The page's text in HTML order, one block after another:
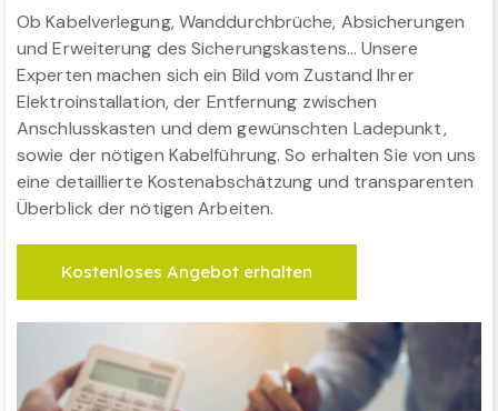
Ob Kabelverlegung, Wanddurchbrüche, Absicherungen
und Erweiterung des Sicherungskastens… Unsere
Experten machen sich ein Bild vom Zustand Ihrer
Elektroinstallation, der Entfernung zwischen
Anschlusskasten und dem gewünschten Ladepunkt,
sowie der nötigen Kabelführung. So erhalten Sie von uns
eine detaillierte Kostenabschätzung und transparenten
Überblick der nötigen Arbeiten.
Kostenloses Angebot erhalten